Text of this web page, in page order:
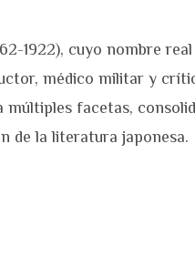
1922), cuyo nombre
médico militar y
múltiples facetas,
de la literatura japonesa.